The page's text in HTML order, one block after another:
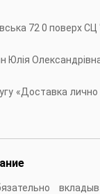
72 0 поверх
Юлія
«Доставка